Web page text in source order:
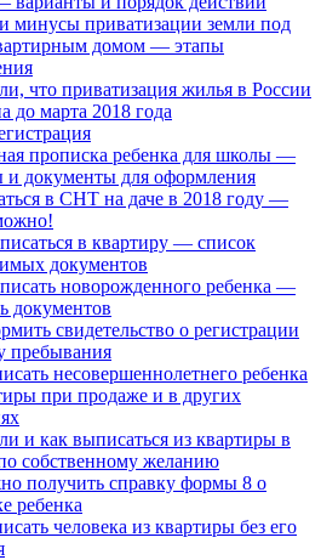
минусы приватизации земли под
домом — этапы
что приватизация жилья в России
до марта 2018 года
прописка ребенка для школы —
и документы для оформления
в СНТ на даче в 2018 году —
в квартиру — список
документов
новорожденного ребенка —
документов
свидетельство о регистрации
пребывания
несовершеннолетнего ребенка
при продаже и в других
и как выписаться из квартиры в
собственному желанию
получить справку формы 8 о
ребенка
человека из квартиры без его